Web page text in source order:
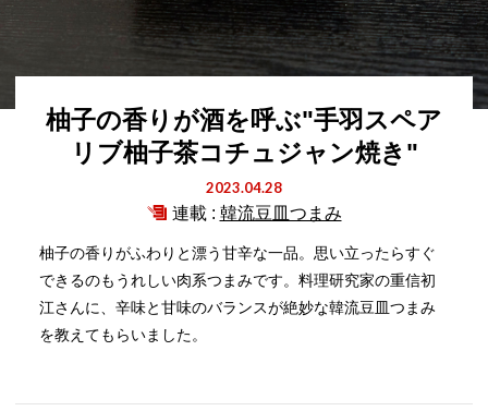
柚子の香りが酒を呼ぶ"手羽スペア
リブ柚子茶コチュジャン焼き"
2023.04.28
連載 : 韓流豆皿つまみ
柚子の香りがふわりと漂う甘辛な一品。思い立ったらすぐ
できるのもうれしい肉系つまみです。料理研究家の重信初
江さんに、辛味と甘味のバランスが絶妙な韓流豆皿つまみ
を教えてもらいました。